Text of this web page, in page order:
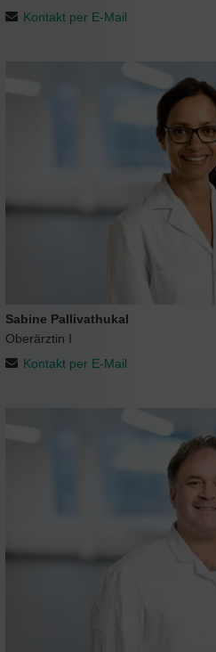
Kontakt per E-Mail
Sabine Pallivathukal
Oberärztin I
Kontakt per E-Mail